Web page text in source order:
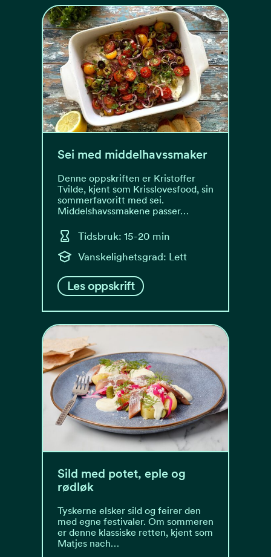
Sei med middelhavssmaker
Denne oppskriften er Kristoffer
Tvilde, kjent som Krisslovesfood, sin
sommerfavoritt med sei.
Middelshavssmakene passer…
Tidsbruk: 15-20 min
Vanskelighetsgrad: Lett
Les oppskrift
Sild med potet, eple og
rødløk
Tyskerne elsker sild og feirer den
med egne festivaler. Om sommeren
er denne klassiske retten, kjent som
Matjes nach…